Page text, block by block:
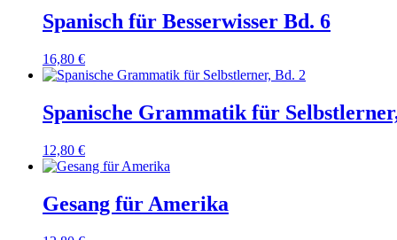
Spanisch für Besserwisser Bd. 6
16,80 €
Spanische Grammatik für
12,80 €
Gesang für Amerika